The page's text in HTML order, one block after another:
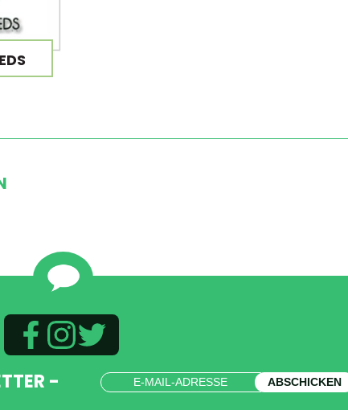
- ABSCHICKEN